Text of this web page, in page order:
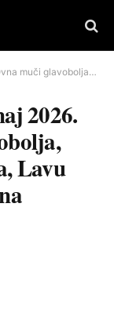
dan za novac, Devica puna energije
2026.
Lavu